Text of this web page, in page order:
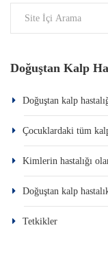
Doğuştan Kalp
Doğuştan kalp
Çocuklardaki tüm
Kimlerin hastalığı
Doğuştan kalp
Tetkikler